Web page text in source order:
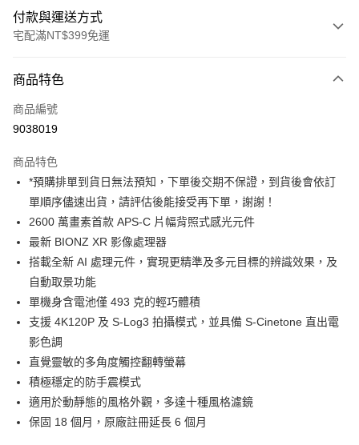
付款與運送方式
宅配滿NT$399免運
信用卡一次付款
信用卡分期付款
合作金庫商業銀行
華南商業銀行
彰化商業銀行
上海商業儲蓄銀行
台北富邦商業銀行
國泰世華商業銀行
兆豐國際商業銀行
臺灣中小企業銀行
匯豐（台灣）商業銀行
華泰商業銀行
聯邦商業銀行
遠東國際商業銀行
元大商業銀行
玉山商業銀行
星展（台灣）商業銀行
台新國際商業銀行
中國信託商業銀行
台灣樂天信用卡公司
6 期 0 利率 每期
華南商業銀行
彰化商業銀行
上海商業儲蓄銀行
台北富邦商業銀行
國泰世華商業銀行
臺灣中小企業銀行
台中商業銀行
匯豐（台灣）商業銀行
聯邦商業銀行
遠東國際商業銀行
元大商業銀行
永豐商業銀行
玉山商業銀行
星展（台灣）商業銀行
台新國際商業銀行
台灣樂天信用卡公司
12 期 0 利率 每期 NT$3,498 21家銀行
合作金庫商業銀行
第一商業銀行
上海商業儲蓄銀行
國泰世華商業銀行
兆豐國際商業銀行
臺灣中小企業銀行
匯豐（台灣）商業銀行
華泰商業銀行
聯邦商業銀行
遠東國際商業銀行
元大商業銀行
玉山商業銀行
台新國際商業銀行
台灣樂天信用卡公司
LINE Pay
Apple Pay
街口支付
悠遊付
Google Pay
全支付
全盈+PAY
AFTEE先享後付
商品特色
商品編號
9038019
商品特色
*預購排單到貨日無法預知，下單後交期不保證，到貨後會依訂
單順序儘速出貨，請評估後能接受再下單，謝謝！
2600 萬畫素首款 APS-C 片幅背照式感光元件
最新 BIONZ XR 影像處理器
搭載全新 AI 處理元件，實現更精準及多元目標的辨識效果，及
自動取景功能
單機身含電池僅 493 克的輕巧體積
支援 4K120P 及 S-Log3 拍攝模式，並具備 S-Cinetone 直出電
影色調
直覺靈敏的多角度觸控翻轉螢幕
積極穩定的防手震模式
適用於動靜態的風格外觀，多達十種風格濾鏡
保固 18 個月，原廠註冊延長 6 個月